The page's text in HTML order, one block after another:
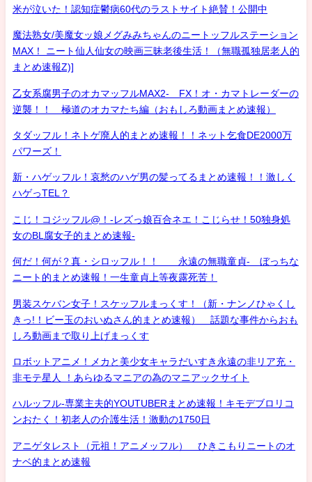
米が泣いた！認知症鬱病60代のラストサイト絶賛！公開中
魔法熟女/美魔女ッ娘メグみみちゃんのニートッフルステーション
MAX！ ニート仙人仙女の映画三昧老後生活！（無職孤独居老人的
まとめ速報Z)]
乙女系腐男子のオカマッフルMAX2- FX！オ・カマトレーダーの
逆襲！！ 極道のオカマたち編（おもしろ動画まとめ速報）
タダッフル！ネトゲ廃人的まとめ速報！！ネット乞食DE2000万
パワーズ！
新・ハゲッフル！哀愁のハゲ男の髪ってるまとめ速報！！激しく
ハゲっTEL？
こじ！コジッフル@！-レズっ娘百合ネエ！こじらせ！50独身処
女のBL腐女子的まとめ速報-
何だ！何が？真・シロッフル！！ 永遠の無職童貞- ぼっちな
ニート的まとめ速報！一生童貞上等夜露死苦！
男装スケバン女子！スケッフルまっくす！（新・ナンノひゃくし
きっ!！ビー玉のおいぬさん的まとめ速報） 話題な事件からおも
しろ動画まで取り上げまっくす
ロボットアニメ！メカと美少女キャラだいすき永遠の非リア充・
非モテ星人 ！あらゆるマニアの為のマニアックサイト
ハルッフル-専業主夫的YOUTUBERまとめ速報！キモデブロリコ
ンおたく！初老人の介護生活！激動の1750日
アニゲタレスト（元祖！アニメッフル） ひきこもりニートのオ
ナベ的まとめ速報